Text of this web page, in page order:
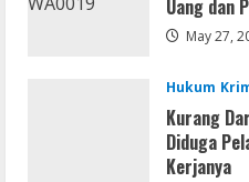
Profil
Brimob
August 5,
Uang dan
May 27,
Hukum
Kurang
Diduga
Kerjanya